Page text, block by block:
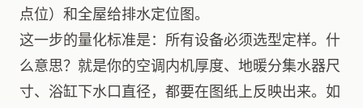
点位）和全屋给排水定位图。
这一步的量化标准是：所有设备必须选型定样。什
么意思？就是你的空调内机厚度、地暖分集水器尺
寸、浴缸下水口直径，都要在图纸上反映出来。如